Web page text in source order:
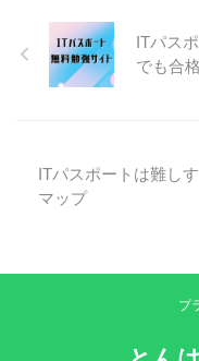
ITパス
でも合
ITパスポートは難し
マップ
プ